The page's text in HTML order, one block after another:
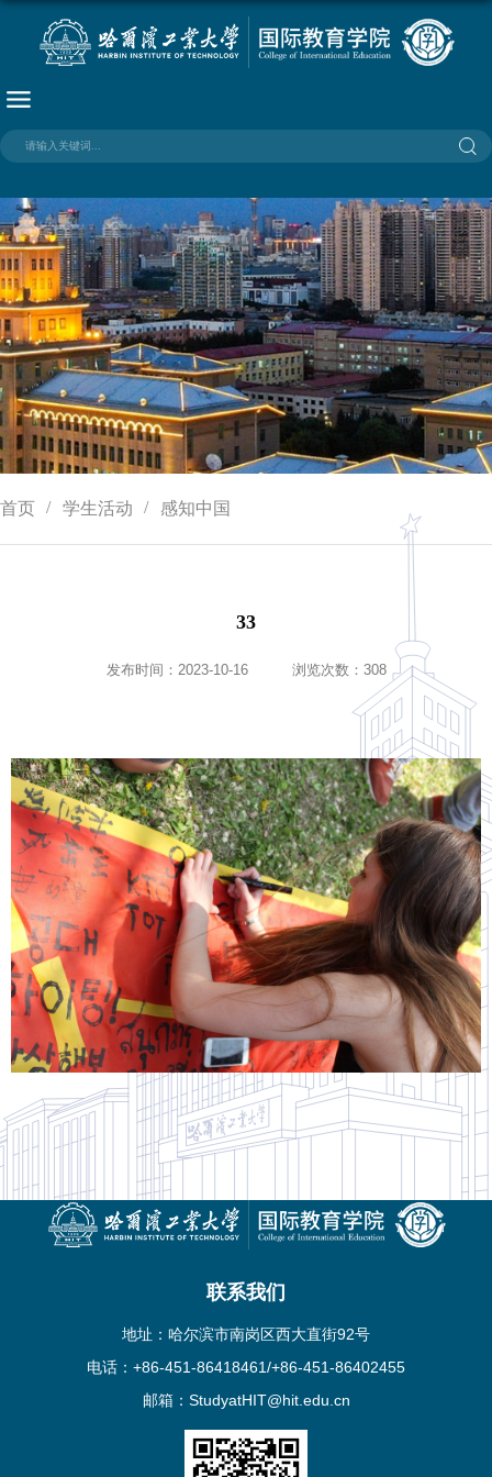
首页 学生活动 感知中国
33
发布时间：2023-10-16 浏览次数： 308
联系我们
地址：哈尔滨市南岗区西大直街92号
电话：+86-451-86418461/+86-451-86402455
邮箱：StudyatHIT@hit.edu.cn